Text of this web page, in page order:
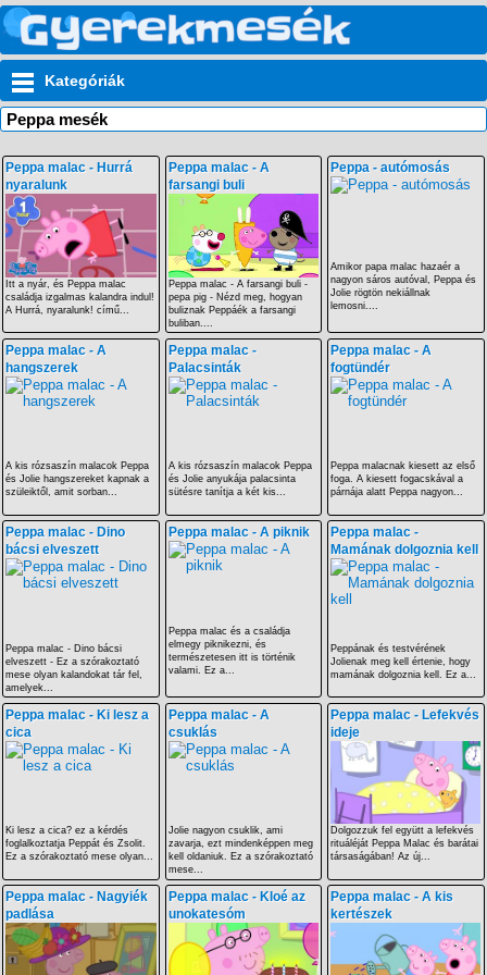
Kategóriák
Peppa mesék
Peppa malac - Hurrá
nyaralunk
Itt a nyár, és Peppa malac
családja izgalmas kalandra indul!
A Hurrá, nyaralunk! című...
Peppa malac - A
farsangi buli
Peppa malac - A farsangi buli -
pepa pig - Nézd meg, hogyan
buliznak Peppáék a farsangi
buliban....
Peppa - autómosás
Amikor papa malac hazaér a
nagyon sáros autóval, Peppa és
Jolie rögtön nekiállnak
lemosni....
Peppa malac - A
hangszerek
A kis rózsaszín malacok Peppa
és Jolie hangszereket kapnak a
szüleiktől, amit sorban...
Peppa malac -
Palacsinták
A kis rózsaszín malacok Peppa
és Jolie anyukája palacsinta
sütésre tanítja a két kis...
Peppa malac - A
fogtündér
Peppa malacnak kiesett az első
foga. A kiesett fogacskával a
párnája alatt Peppa nagyon...
Peppa malac - Dino
bácsi elveszett
Peppa malac - Dino bácsi
elveszett - Ez a szórakoztató
mese olyan kalandokat tár fel,
amelyek...
Peppa malac - A piknik
Peppa malac és a családja
elmegy piknikezni, és
természetesen itt is történik
valami. Ez a...
Peppa malac -
Mamának dolgoznia kell
Peppának és testvérének
Jolienak meg kell értenie, hogy
mamának dolgoznia kell. Ez a...
Peppa malac - Ki lesz a
cica
Ki lesz a cica? ez a kérdés
foglalkoztatja Peppát és Zsolit.
Ez a szórakoztató mese olyan...
Peppa malac - A
csuklás
Jolie nagyon csuklik, ami
zavarja, ezt mindenképpen meg
kell oldaniuk. Ez a szórakoztató
mese...
Peppa malac - Lefekvés
ideje
Dolgozzuk fel együtt a lefekvés
rituáléját Peppa Malac és barátai
társaságában! Az új...
Peppa malac - Nagyiék
padlása
Peppa malac - Kloé az
unokatesóm
Peppa malac - A kis
kertészek